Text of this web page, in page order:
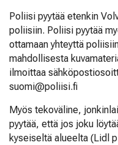
Poliisi pyytää etenkin
poliisiin. Poliisi pyytää
ottamaan yhteyttä
mahdollisesta
ilmoittaa
suomi@poliisi.fi
Myös tekoväline,
pyytää, että jos joku
kyseiseltä alueelta (Lidl